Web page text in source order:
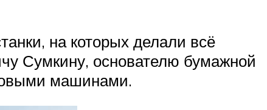
на которых делали всё
Сумкину, основателю бумажной
машинами.